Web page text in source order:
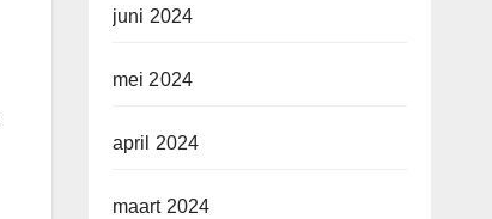
juni 2024
mei 2024
april 2024
maart 2024